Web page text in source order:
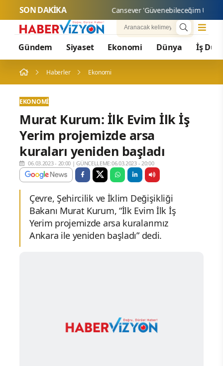
SON DAKİKA Cansever 'Güvenebileceğim Üç
Gündem Siyaset Ekonomi Dünya İş
Haberler Ekonomi
EKONOMI
Murat Kurum: İlk Evim İlk İş
Yerim projemizde arsa
kuraları yeniden başladı
06.03.2023 - 20:00 |GÜNCELLEME:06.03.2023 - 20:00
Çevre, Şehircilik ve İklim Değişikliği
Bakanı Murat Kurum, “İlk Evim İlk İş
Yerim projemizde arsa kuralarımız
Ankara ile yeniden başladı” dedi.